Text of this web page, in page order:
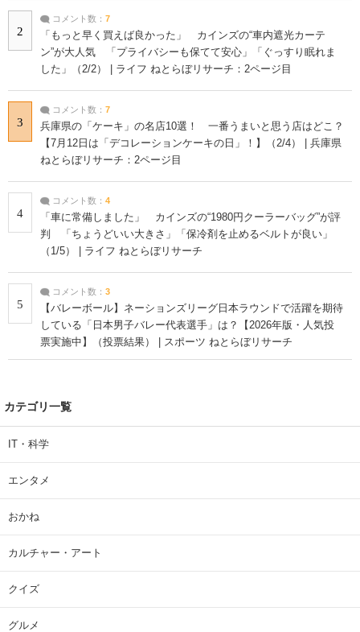
2
コメント数： 7
「もっと早く買えば良かった」 カインズの“車内遮光カーテ
ン”が大人気 「プライバシーも保てて安心」「ぐっすり眠れま
した」（2/2） | ライフ ねとらぼリサーチ：2ページ目
3
コメント数： 7
兵庫県の「ケーキ」の名店10選！ 一番うまいと思う店はどこ？
【7月12日は「デコレーションケーキの日」！】（2/4） | 兵庫県
ねとらぼリサーチ：2ページ目
4
コメント数： 4
「車に常備しました」 カインズの“1980円クーラーバッグ”が評
判 「ちょうどいい大きさ」「保冷剤を止めるベルトが良い」
（1/5） | ライフ ねとらぼリサーチ
5
コメント数： 3
【バレーボール】ネーションズリーグ日本ラウンドで活躍を期待
している「日本男子バレー代表選手」は？【2026年版・人気投
票実施中】（投票結果） | スポーツ ねとらぼリサーチ
カテゴリ一覧
IT・科学
エンタメ
おかね
カルチャー・アート
クイズ
グルメ